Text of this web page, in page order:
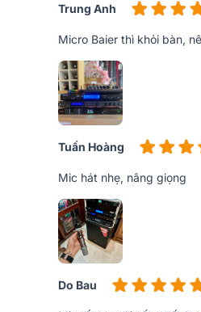
Trung Anh
Micro Baier thì khỏi bàn,
Tuấn Hoàng
Mic hát nhẹ, nâng giọng
Do Bau